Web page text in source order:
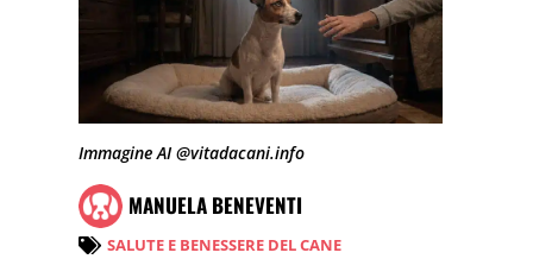
Immagine AI @vitadacani.info
MANUELA BENEVENTI
SALUTE E BENESSERE DEL CANE